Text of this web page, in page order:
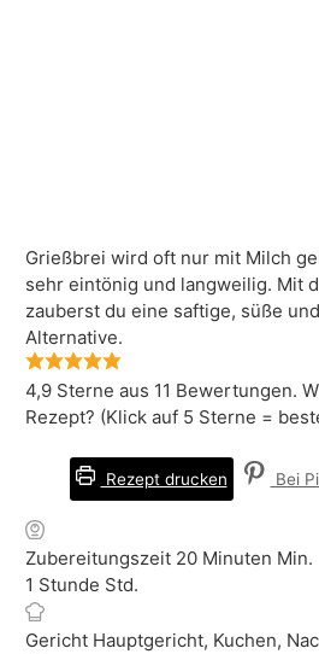
Grießbrei wird oft nur mit Milch
sehr eintönig und langweilig. Mit
zauberst du eine saftige, süße
Alternative.
4,9 Sterne aus 11 Bewertungen.
Rezept? (Klick auf 5 Sterne =
Rezept drucken Bei
Zubereitungszeit 20 Minuten Min.
1 Stunde Std.
Gericht Hauptgericht, Kuchen,